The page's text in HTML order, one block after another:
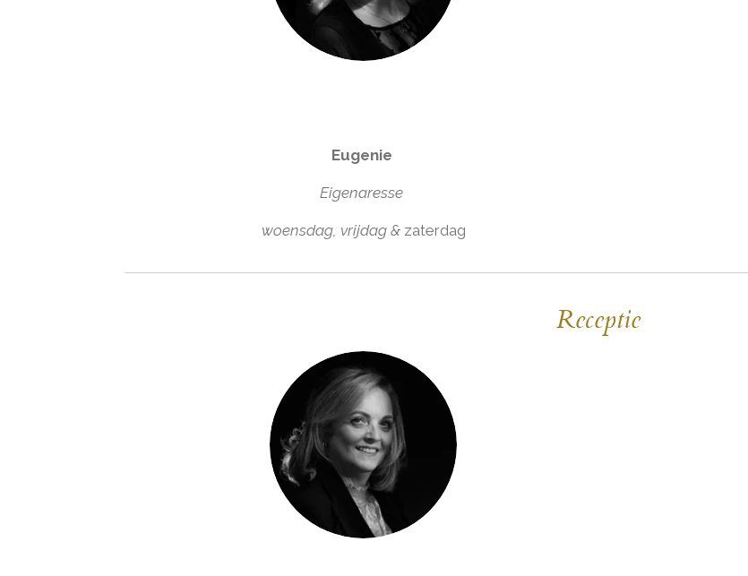
Eugenie
Eigenaresse
woensdag, vrijdag & zaterdag
Receptie